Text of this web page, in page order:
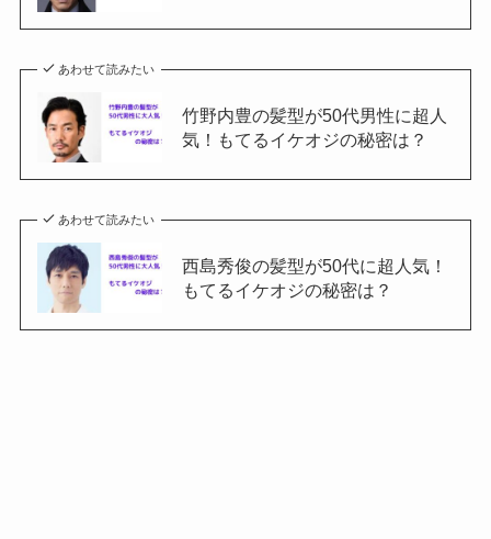
あわせて読みたい
竹野内豊の髪型が50代男性に超人
気！もてるイケオジの秘密は？
あわせて読みたい
西島秀俊の髪型が50代に超人気！
もてるイケオジの秘密は？